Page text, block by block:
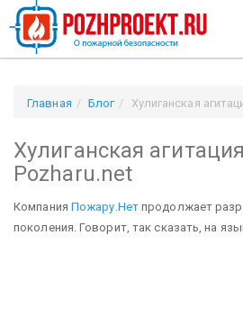
Главная Блог Хулиганская
Хулиганская
Pozharu.net
Компания Пожару.Нетпродолжает
поколения. Говорит, так сказать, на